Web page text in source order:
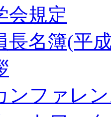
会規定
長名簿(平
ンファレ